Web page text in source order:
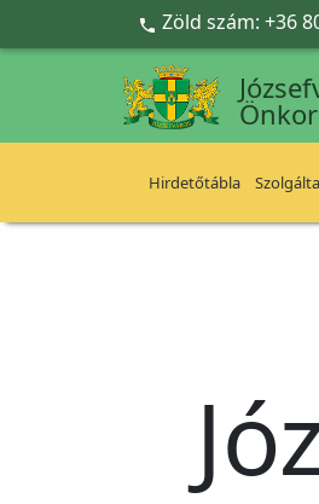
Ugrás a fő tartalomra
 Zöld szám: +36
Hirdetőtábla